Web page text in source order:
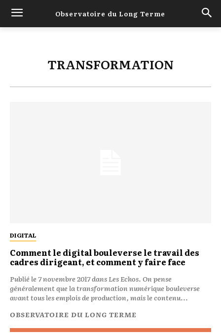
Observatoire du Long Terme
TRANSFORMATION
DIGITAL
Comment le digital bouleverse le travail des
cadres dirigeant, et comment y faire face
Publié le 7 novembre 2017 dans Les Echos. On pense
généralement que la transformation numérique bouleverse
avant tous les emplois de production, mais le contenu...
OBSERVATOIRE DU LONG TERME